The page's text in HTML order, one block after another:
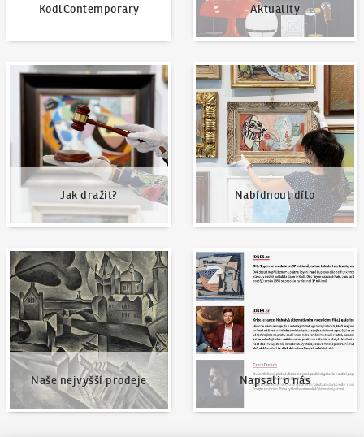
KodlContemporary Aktuality
Jak dražit?
Jak dražit?
Nabídnout dílo
Nabídnout dílo
Naše nejvyšší prodeje
Naše nejvyšší prodeje
Napsali o nás
Napsali o nás